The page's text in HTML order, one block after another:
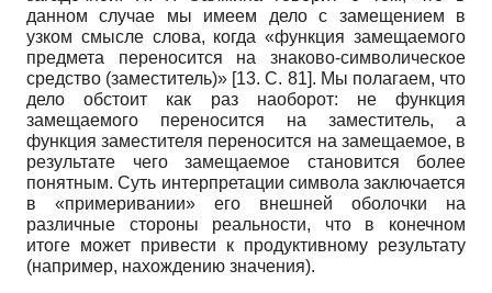
данном случае мы имеем дело с замещением в
узком смысле слова, когда «функция замещаемого
предмета переносится на знаково-символическое
средство (заместитель)» [13. С. 81]. Мы полагаем, что
дело обстоит как раз наоборот: не функция
замещаемого переносится на заместитель, а
функция заместителя переносится на замещаемое, в
результате чего замещаемое становится более
понятным. Суть интерпретации символа заключается
в «примеривании» его внешней оболочки на
различные стороны реальности, что в конечном
итоге может привести к продуктивному результату
(например, нахождению значения).